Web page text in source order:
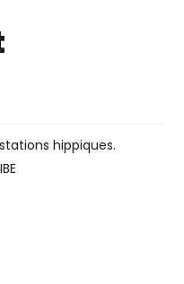
hippiques.